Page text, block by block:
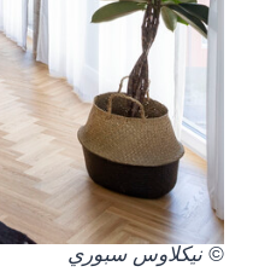
© نيكلاوس سبوري